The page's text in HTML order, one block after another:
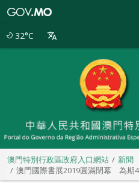
32°C
澳門特別行政區政府入口網站
新聞
澳門國際書展2019圓滿閉幕 為期